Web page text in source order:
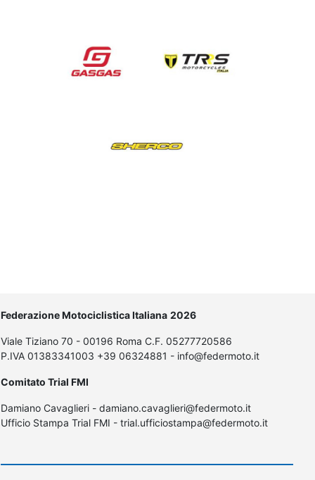
Federazione Motociclistica Italiana 2026
Viale Tiziano 70 - 00196 Roma C.F. 05277720586
P.IVA 01383341003 +39 06324881 - info@federmoto.it
Comitato Trial FMI
Damiano Cavaglieri - damiano.cavaglieri@federmoto.it
Ufficio Stampa Trial FMI - trial.ufficiostampa@federmoto.it